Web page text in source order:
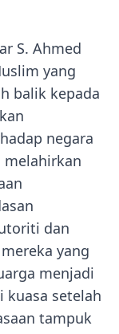
S. Ahmed
yang
balik kepada
negara
melahirkan
dan
yang
menjadi
kuasa setelah
tampuk